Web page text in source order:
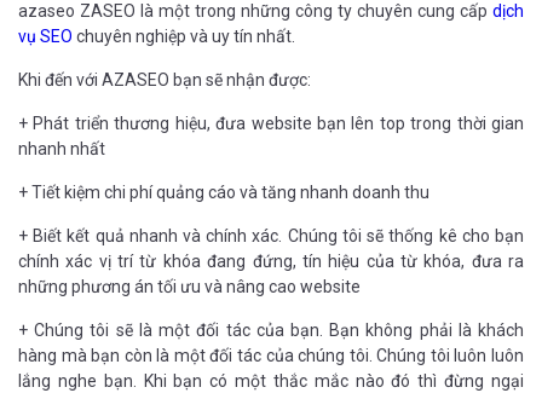
azaseo ZASEO là một trong những công ty chuyên cung cấp dịch
vụ SEO chuyên nghiệp và uy tín nhất.
Khi đến với AZASEO bạn sẽ nhận được:
+ Phát triển thương hiệu, đưa website bạn lên top trong thời gian
nhanh nhất
+ Tiết kiệm chi phí quảng cáo và tăng nhanh doanh thu
+ Biết kết quả nhanh và chính xác. Chúng tôi sẽ thống kê cho bạn
chính xác vị trí từ khóa đang đứng, tín hiệu của từ khóa, đưa ra
những phương án tối ưu và nâng cao website
+ Chúng tôi sẽ là một đối tác của bạn. Bạn không phải là khách
hàng mà bạn còn là một đối tác của chúng tôi. Chúng tôi luôn luôn
lắng nghe bạn. Khi bạn có một thắc mắc nào đó thì đừng ngại